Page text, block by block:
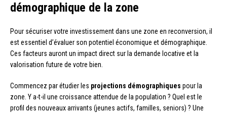
démographique de la zone
Pour sécuriser votre investissement dans une zone en reconversion, il
est essentiel d’évaluer son potentiel économique et démographique.
Ces facteurs auront un impact direct sur la demande locative et la
valorisation future de votre bien.
Commencez par étudier les projections démographiques pour la
zone. Y a-t-il une croissance attendue de la population ? Quel est le
profil des nouveaux arrivants (jeunes actifs, familles, seniors) ? Une